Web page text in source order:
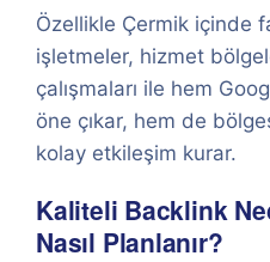
Özellikle Çermik içinde
işletmeler, hizmet
çalışmaları ile hem
öne çıkar, hem de
kolay etkileşim kurar.
Kaliteli Backlink
Nasıl Planlanır?